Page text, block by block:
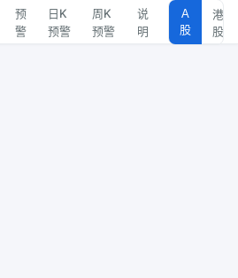
预
警
日K
预警
周K
预警
说
明
A
股
港
股